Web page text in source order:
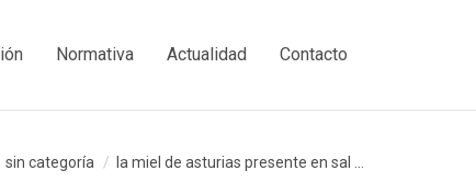
Normativa Actualidad Contacto
sin categoría la miel de asturias presente en sal ...